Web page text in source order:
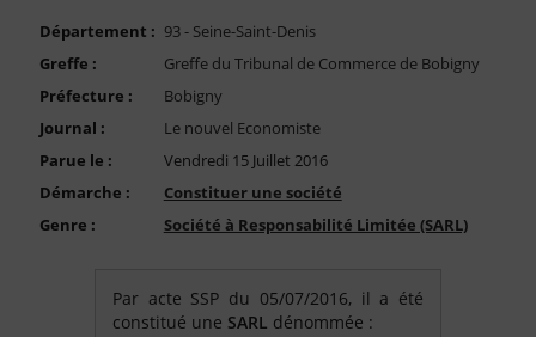
Compte PRO
Département : 93 - Seine-Saint-Denis
Greffe :
Greffe du Tribunal de Commerce de Bobigny
Préfecture :
Bobigny
Journal :
Le nouvel Economiste
Parue le :
Vendredi 15 Juillet 2016
Démarche :
Constituer une société
Genre :
Société à Responsabilité Limitée (SARL)
Par acte SSP du 05/07/2016, il a été
constitué une SARL dénommée :